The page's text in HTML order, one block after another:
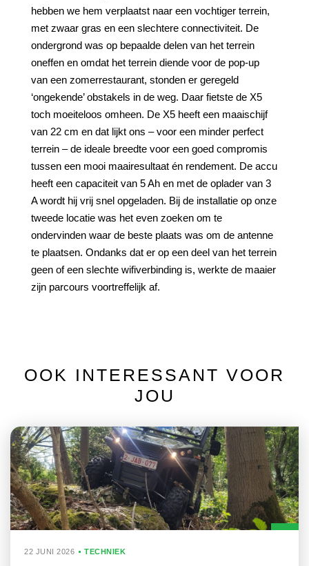
hebben we hem verplaatst naar een vochtiger terrein,
met zwaar gras en een slechtere connectiviteit. De
ondergrond was op bepaalde delen van het terrein
oneffen en omdat het terrein diende voor de pop-up
van een zomerrestaurant, stonden er geregeld
‘ongekende’ obstakels in de weg. Daar fietste de X5
toch moeiteloos omheen. De X5 heeft een maaischijf
van 22 cm en dat lijkt ons – voor een minder perfect
terrein – de ideale breedte voor een goed compromis
tussen een mooi maairesultaat én rendement. De accu
heeft een capaciteit van 5 Ah en met de oplader van 3
A wordt hij vrij snel opgeladen. Bij de installatie op onze
tweede locatie was het even zoeken om te
ondervinden waar de beste plaats was om de antenne
te plaatsen. Ondanks dat er op een deel van het terrein
geen of een slechte wifiverbinding is, werkte de maaier
zijn parcours voortreffelijk af.
OOK INTERESSANT VOOR
JOU
22 JUNI 2026 TECHNIEK